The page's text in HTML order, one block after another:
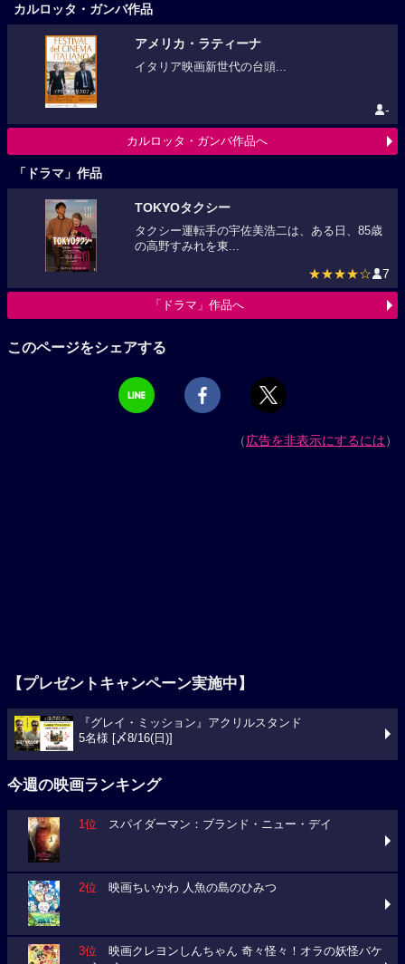
カルロッタ・ガンバ作品
アメリカ・ラティーナ
イタリア映画新世代の台頭...
-
カルロッタ・ガンバ作品へ
「ドラマ」作品
TOKYOタクシー
タクシー運転手の宇佐美浩二は、ある日、85歳
の高野すみれを東...
★★★★☆ 7
「ドラマ」作品へ
このページをシェアする
（広告を非表示にするには）
【プレゼントキャンペーン実施中】
『グレイ・ミッション』アクリルスタンド
5名様 [〆8/16(日)]
今週の映画ランキング
1位 スパイダーマン：ブランド・ニュー・デイ
2位 映画ちいかわ 人魚の島のひみつ
3位 映画クレヨンしんちゃん 奇々怪々！オラの妖怪バケ